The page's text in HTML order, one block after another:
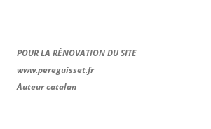
POUR LA RÉNOVATION DU SITE
www.pereguisset.fr
Auteur catalan